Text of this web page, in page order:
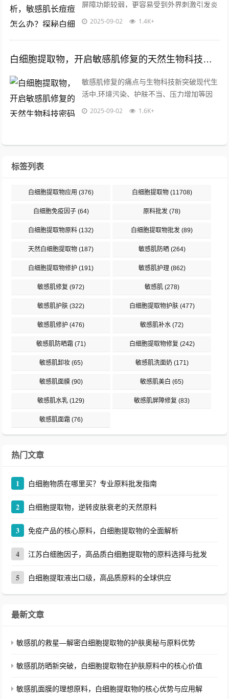
屏障功能较弱，更容易受到外界刺激引发炎
症反应，当皮脂腺分泌失衡时，毛囊角质细
2025-09-02 1.4K+
白细胞提取物，开启敏感肌修复的天然生物科技密码
敏感肌修复的痛点与生物科技新突破现代生
活中,环境污染、护肤不当、压力增加等因
素导致敏感肌问题日益普遍，敏感肌主要表
2025-09-02 1.6K+
标签列表
白细胞提取物应用 (376) 白细胞提取物(11708)
白细胞免疫因子(64) 原料批发 (78)
白细胞提取物原料 (132) 白细胞提取物批发 (89)
天然白细胞提取物 (187) 敏感肌防晒(264)
白细胞提取物修护 (191) 敏感肌护理(862)
敏感肌修复 (972) 敏感肌(278)
敏感肌护肤 (322) 白细胞提取物护肤(477)
敏感肌修护 (476) 敏感肌补水 (72)
敏感肌防晒霜(71) 白细胞提取物修复 (242)
敏感肌卸妆(65) 敏感肌洗面奶(171)
敏感肌面膜(90) 敏感肌美白 (65)
敏感肌水乳 (129) 敏感肌屏障修复 (83)
敏感肌面霜(76)
热门文章
1 白细胞物质在哪里买？专业原料批发指南
2 白细胞提取物，逆转皮肤衰老的天然原料
3 免疫产品的核心原料，白细胞提取物的全面解析
4 江苏白细胞因子，高品质白细胞提取物的原料选择与批发
5 白细胞提取液出口级，高品质原料的全球供应
最新文章
敏感肌的救星—解密白细胞提取物的护肤奥秘与原料优势
敏感肌防晒新突破，白细胞提取物在护肤原料中的核心价值
敏感肌面膜的理想原料，白细胞提取物的核心优势与应用解